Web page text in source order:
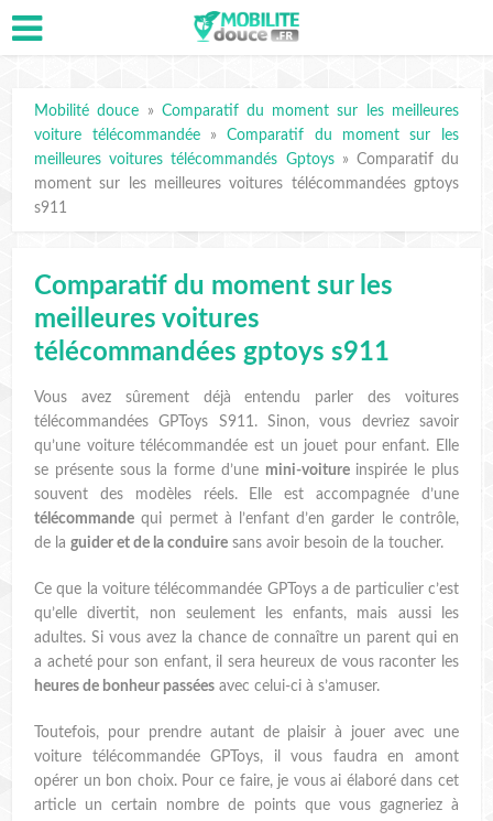
Mobilité douce » Comparatif du moment sur les meilleures
voiture télécommandée»Comparatif du moment sur les
meilleures voitures télécommandés Gptoys» Comparatif du
moment sur les meilleures voitures télécommandées gptoys
s911
Comparatif du moment sur les
meilleures voitures
télécommandées gptoys s911
Vous avez sûrement déjà entendu parler des voitures
télécommandées GPToys S911. Sinon, vous devriez savoir
qu’une voiture télécommandée est un jouet pour enfant. Elle
se présente sous la forme d’une mini-voitureinspirée le plus
souvent des modèles réels. Elle est accompagnée d’une
télécommande qui permet à l’enfant d’en garder le contrôle,
de laguider et de la conduire sans avoir besoin de la toucher.
Ce que la voiture télécommandée GPToys a de particulier c’est
qu’elle divertit, non seulement les enfants, mais aussi les
adultes. Si vous avez la chance de connaître un parent qui en
a acheté pour son enfant, il sera heureux de vous raconter les
heures de bonheur passées avec celui-ci à s’amuser.
Toutefois, pour prendre autant de plaisir à jouer avec une
voiture télécommandée GPToys, il vous faudra en amont
opérer un bon choix. Pour ce faire, je vous ai élaboré dans cet
article un certain nombre de points que vous gagneriez à